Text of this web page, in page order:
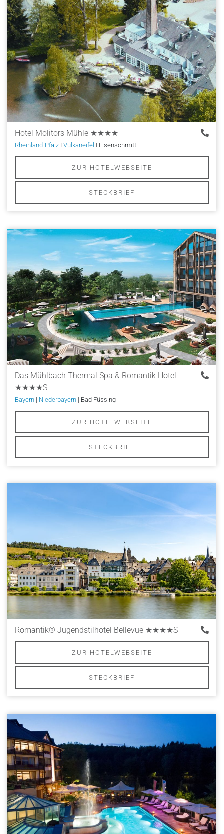
Hotel Molitors Mühle ★★★★
Rheinland-Pfalz I Vulkaneifel I Eisenschmitt
ZUR HOTELWEBSEITE
STECKBRIEF
Das Mühlbach Thermal Spa & Romantik Hotel
★★★★S
Bayern | Niederbayern | Bad Füssing
ZUR HOTELWEBSEITE
STECKBRIEF
Romantik® Jugendstilhotel Bellevue ★★★★S
ZUR HOTELWEBSEITE
STECKBRIEF